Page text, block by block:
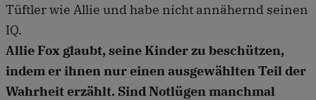
Tüftler wie Allie und habe nicht annähernd seinen
IQ.
Allie Fox glaubt, seine Kinder zu beschützen,
indem er ihnen nur einen ausgewählten Teil der
Wahrheit erzählt. Sind Notlügen manchmal